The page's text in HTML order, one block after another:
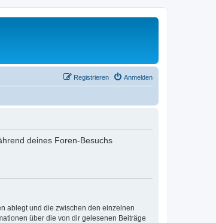
Anmelden
Registrieren
deines Foren-Besuchs
ablegt und die zwischen den einzelnen
über die von dir gelesenen Beiträge